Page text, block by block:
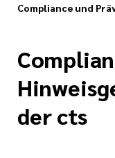
und
Sanitätshäuser
cts
Compliance und
der cts